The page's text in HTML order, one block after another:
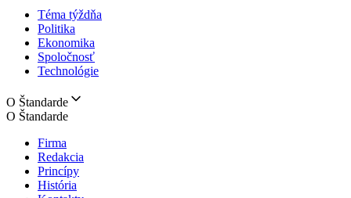
Téma týždňa
Politika
Ekonomika
Spoločnosť
Technológie
O Štandarde
O Štandarde
Firma
Redakcia
Princípy
História